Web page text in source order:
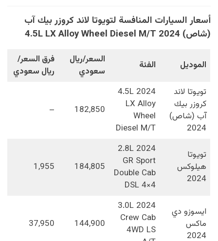
أسعار السيارات المنافسة لتويوتا لاند كروزر بيك آب
(شاص) 2024 4.5L LX Alloy Wheel Diesel M/T
الموديل الفئة
السعر/ريال
سعودي
فرق السعر/
ريال سعودي
تويوتا لاند
كروزر بيك
آب (شاص)
2024
2024 4.5L
LX Alloy
Wheel
Diesel M/T
182,850
–
تويوتا
هيلوكس
2024
2024 2.8L
GR Sport
Double Cab
DSL 4×4
184,805
1,955
ايسوزو دي
ماكس
2024
2024 3.0L
Crew Cab
4WD LS
144,900
37,950